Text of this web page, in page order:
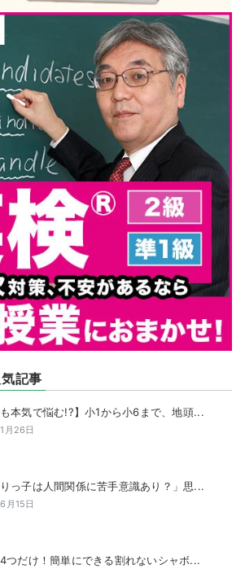
記事
も本気で悩む!?】小1から小6まで、地頭...
月26日
りっ子は人間関係に苦手意識あり？」思...
月15日
つだけ！簡単にできる割れないシャボ...